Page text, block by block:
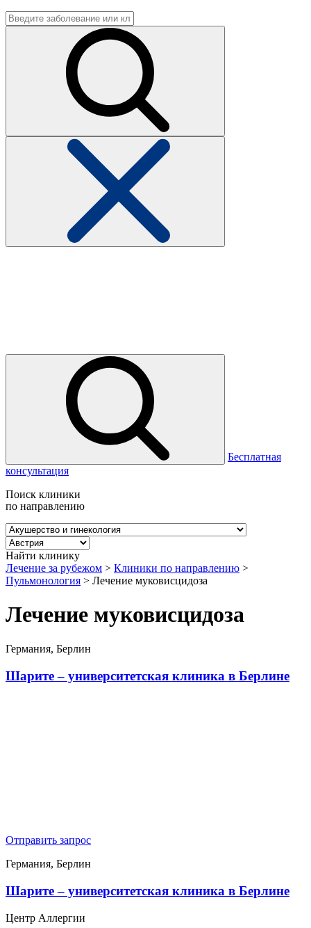
Бесплатная
консультация
Поиск клиники
по направлению
Найти клинику
Лечение за рубежом > Клиники по направлению >
Пульмонология > Лечение муковисцидоза
Лечение муковисцидоза
Германия, Берлин
Шарите – университетская клиника в Берлине
Отправить запрос
Германия, Берлин
Шарите – университетская клиника в Берлине
Центр Аллергии